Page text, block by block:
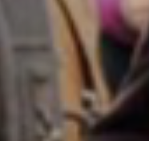
POLITIKA